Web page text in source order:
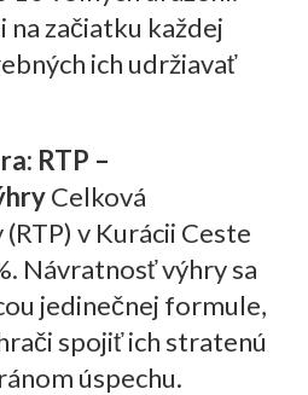
na začiatku každej
ich udržiavať
RTP –
Celková
v Kurácii Ceste
Návratnosť výhry sa
jedinečnej formule,
spojiť ich stratenú
úspechu.